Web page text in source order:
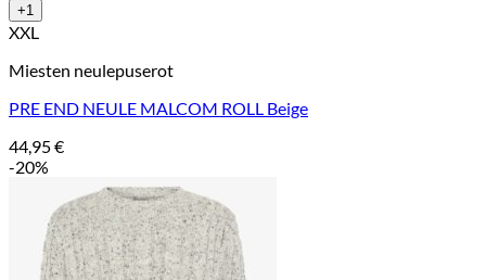
+1
XXL
Miesten neulepuserot
PRE END NEULE MALCOM ROLL Beige
44,95€
-20%